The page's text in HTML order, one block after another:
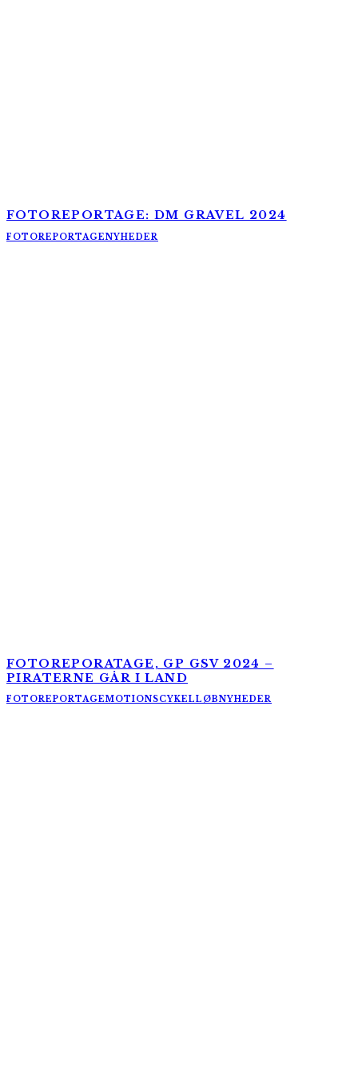
FOTOREPORTAGE: DM GRAVEL 2024
FOTOREPORTAGENYHEDER
FOTOREPORATAGE, GP GSV 2024 –
PIRATERNE GÅR I LAND
FOTOREPORTAGEMOTIONSCYKELLØBNYHEDER